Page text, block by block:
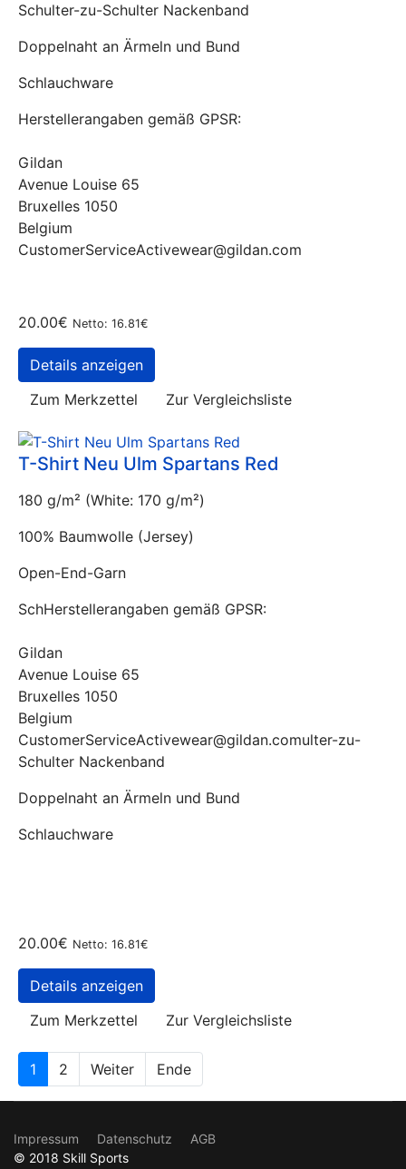
Schulter-zu-Schulter Nackenband
Doppelnaht an Ärmeln und Bund
Schlauchware
Herstellerangaben gemäß GPSR:
Gildan
Avenue Louise 65
Bruxelles 1050
Belgium
CustomerServiceActivewear@gildan.com
20.00€ Netto: 16.81€
Details anzeigen
Zum Merkzettel
Zur Vergleichsliste
T-Shirt Neu Ulm Spartans Red
180 g/m² (White: 170 g/m²)
100% Baumwolle (Jersey)
Open-End-Garn
SchHerstellerangaben gemäß GPSR:
Gildan
Avenue Louise 65
Bruxelles 1050
Belgium
CustomerServiceActivewear@gildan.comulter-zu-
Schulter Nackenband
Doppelnaht an Ärmeln und Bund
Schlauchware
20.00€ Netto: 16.81€
Details anzeigen
Zum Merkzettel
Zur Vergleichsliste
1 2 Weiter Ende
Impressum Datenschutz
AGB
© 2018 Skill Sports